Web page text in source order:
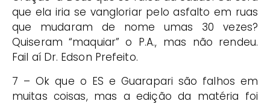
que ela iria se vangloriar pelo asfalto em ruas
que mudaram de nome umas 30 vezes?
Quiseram “maquiar” o P.A., mas não rendeu.
Fail aí Dr. Edson Prefeito.
7 – Ok que o ES e Guarapari são falhos em
muitas coisas, mas a edição da matéria foi